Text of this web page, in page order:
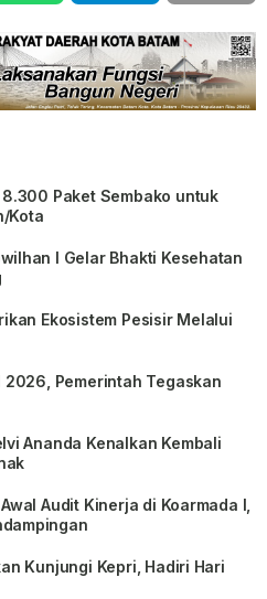
Paket Sembako untuk
Kota
I Gelar Bhakti Kesehatan
Ekosistem Pesisir Melalui
Pemerintah Tegaskan
Ananda Kenalkan Kembali
Audit Kinerja di Koarmada I,
Kunjungi Kepri, Hadiri Hari